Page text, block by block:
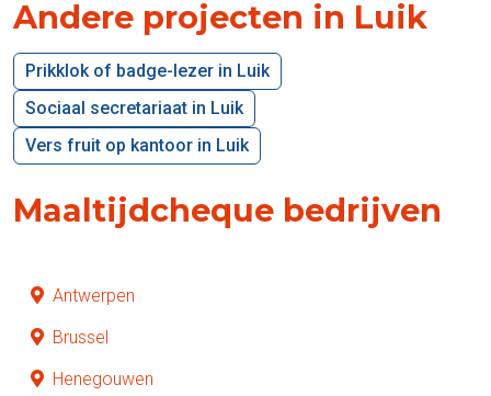
Andere projecten in Luik
Prikklok of badge-lezer in Luik
Sociaal secretariaat in Luik
Vers fruit op kantoor in Luik
Maaltijdcheque bedrijven
Antwerpen
Brussel
Henegouwen